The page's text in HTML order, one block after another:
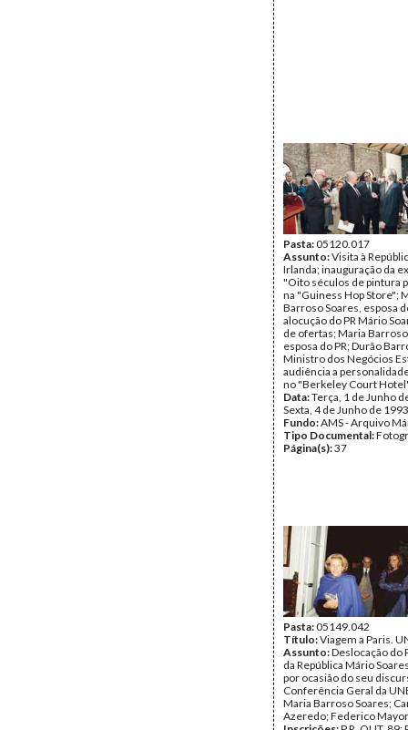
Pasta:05120.017
Assunto:Visita à
Irlanda; inauguração da
"Oito séculos de pintura
na "Guiness Hop Store";
Barroso Soares, esposa
alocução do PR Mário
de ofertas; Maria
esposa do PR; Durão
Ministro dos Negócios
audiência a
no "Berkeley Court
Data:Terça, 1 de Junho
Sexta, 4 de Junho de 1993
Fundo:AMS - Arquivo
Tipo Documental:
Página(s):37
Pasta:05149.042
Título:Viagem a Paris.
Assunto:Deslocação do
da República Mário
por ocasião do seu
Conferência Geral da
Maria Barroso Soares;
Azeredo; Federico